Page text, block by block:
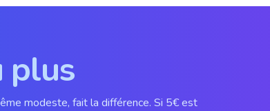
plus
modeste, fait la différence. Si 5€ est